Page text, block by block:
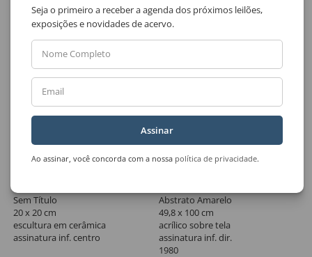
Sem Título
20 x 20 cm
escultura em cerâmica
assinatura inf. centro
Abstrato Amarelo
49,8 x 100 cm
acrílico sobre tela
assinatura inf. dir.
1980
Seja o primeiro a receber a agenda dos próximos leilões,
exposições e novidades de acervo.
Nome Completo
Email
Assinar
Ao assinar, você concorda com a nossa política de privacidade.